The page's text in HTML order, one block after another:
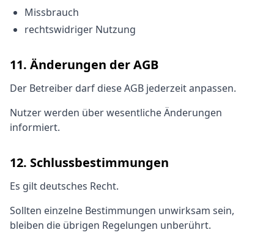
Missbrauch
rechtswidriger Nutzung
11. Änderungen der AGB
Der Betreiber darf diese AGB jederzeit anpassen.
Nutzer werden über wesentliche Änderungen
informiert.
12. Schlussbestimmungen
Es gilt deutsches Recht.
Sollten einzelne Bestimmungen unwirksam sein,
bleiben die übrigen Regelungen unberührt.